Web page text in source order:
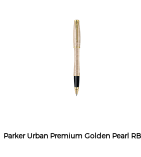
Parker Urban Premium Golden Pearl RB